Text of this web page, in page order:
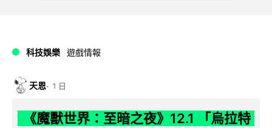
科技娛樂 遊戲情報
天恩 1 日
《魔獸世界：至暗之夜》12.1 「烏拉特